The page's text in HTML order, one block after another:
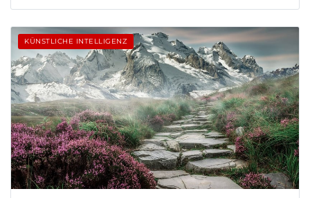
KÜNSTLICHE INTELLIGENZ